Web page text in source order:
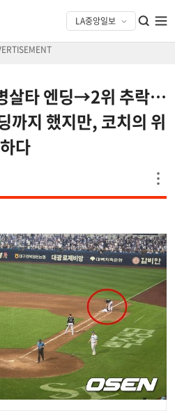
살타 엔딩→2위 추락…
까지 했지만, 코치의 위
다